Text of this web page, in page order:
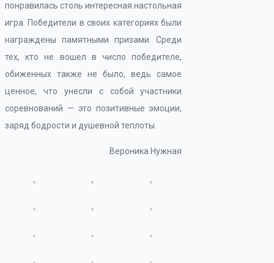
понравилась столь интересная настольная
игра. Победители в своих категориях были
награждены памятными призами. Среди
тех, кто не вошел в число победителе,
обиженных также не было, ведь самое
ценное, что унесли с собой участники
соревнований — это позитивные эмоции,
заряд бодрости и душевной теплоты.
Вероника Нужная